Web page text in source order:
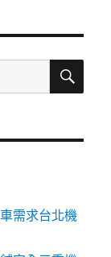
搜
需求台北機